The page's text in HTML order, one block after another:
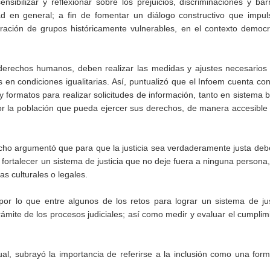
y reflexionar sobre los prejuicios, discriminaciones y
en general; a fin de fomentar un diálogo constructivo que
de grupos históricamente vulnerables, en el contexto
humanos, deben realizar las medidas y ajustes necesarios
condiciones igualitarias. Así, puntualizó que el Infoem cuenta
para realizar solicitudes de información, tanto en sistema
población que pueda ejercer sus derechos, de manera accesible
argumentó que para que la justicia sea verdaderamente justa
un sistema de justicia que no deje fuera a ninguna
culturales o legales.
lo que entre algunos de los retos para lograr un sistema de
de los procesos judiciales; así como medir y evaluar el
subrayó la importancia de referirse a la inclusión como una